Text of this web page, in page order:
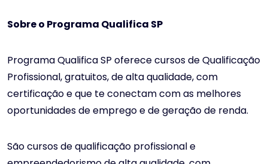
Sobre o Programa Qualifica SP
Programa Qualifica SP oferece cursos de Qualificação
Profissional, gratuitos, de alta qualidade, com
certificação e que te conectam com as melhores
oportunidades de emprego e de geração de renda.
São cursos de qualificação profissional e